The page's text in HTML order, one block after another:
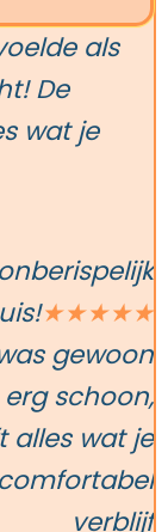
als
De
wat je
★★★★★
gewoon
schoon,
alles wat je
verblijf